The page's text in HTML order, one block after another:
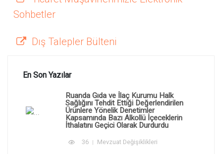
Sohbetler
Dış Talepler Bülteni
En Son Yazılar
Ruanda Gıda ve İlaç Kurumu Halk
Sağlığını Tehdit Ettiği Değerlendirilen
Ürünlere Yönelik Denetimler
Kapsamında Bazı Alkollü İçeceklerin
İthalatını Geçici Olarak Durdurdu
36 Mevzuat Değişiklikleri